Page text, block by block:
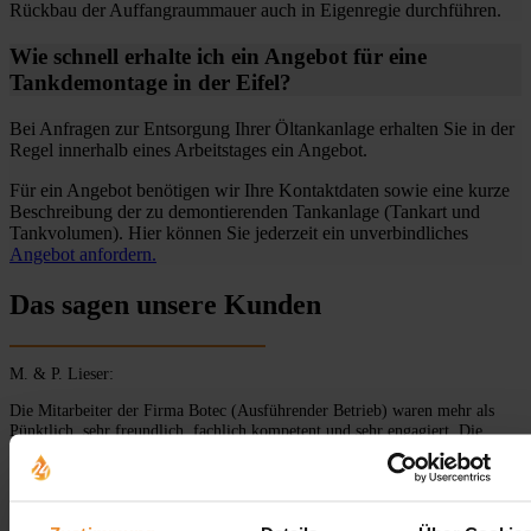
Rückbau der Auffangraummauer auch in Eigenregie durchführen.
Wie schnell erhalte ich ein Angebot für eine
Tankdemontage in der Eifel?
Bei Anfragen zur Entsorgung Ihrer Öltankanlage erhalten Sie in der
Regel innerhalb eines Arbeitstages ein Angebot.
Für ein Angebot benötigen wir Ihre Kontaktdaten sowie eine kurze
Beschreibung der zu demontierenden Tankanlage (Tankart und
Tankvolumen). Hier können Sie jederzeit ein unverbindliches
Angebot anfordern.
Das sagen unsere Kunden
M. & P. Lieser:
Die Mitarbeiter der Firma Botec (Ausführender Betrieb) waren mehr als
Pünktlich, sehr freundlich, fachlich kompetent und sehr engagiert. Die
Arbeiten (Keller-Stahltank 5.000 Liter) wurden sehr zügig und sauber
ausgeführt. Es wurde sehr auf Arbeitssicherheit geachtet und es war immer